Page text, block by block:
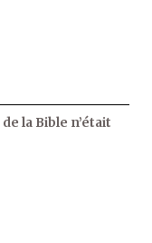
la Bible n’était